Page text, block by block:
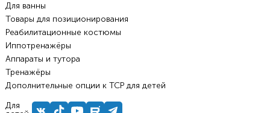
Для ванны
Товары для позиционирования
Реабилитационные костюмы
Иппотренажёры
Аппараты и тутора
Тренажёры
Дополнительные опции к ТСР для детей
Для